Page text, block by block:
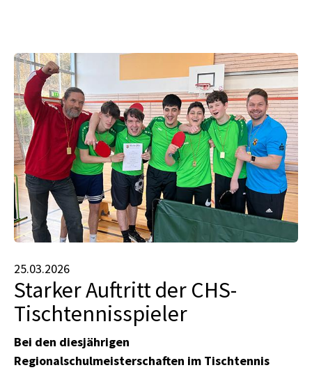
25.03.2026
Starker Auftritt der CHS-
Tischtennisspieler
Bei den diesjährigen
Regionalschulmeisterschaften im Tischtennis